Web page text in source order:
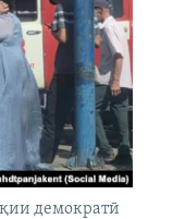
демократӣ